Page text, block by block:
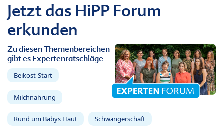
Jetzt das HiPP Forum
erkunden
Zu diesen Themenbereichen
gibt es Expertenratschläge
Beikost-Start
Milchnahrung
Rund um Babys Haut Schwangerschaft